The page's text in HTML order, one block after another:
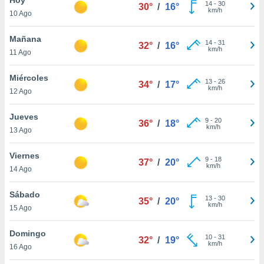
en
más
nuestra
de
cookies
aceptar
10 Ago
30° / 16° 14- 30
km/h
Mañana
11 Ago
32° / 16° 14- 31
km/h
Miércoles
12 Ago
34° / 17° 13- 26
km/h
Jueves
13 Ago
36° / 18° 9- 20
km/h
Viernes
14 Ago
37° / 20° 9- 18
km/h
Sábado
15 Ago
35° / 20° 13- 30
km/h
Domingo
16 Ago
32° / 19° 10- 31
km/h